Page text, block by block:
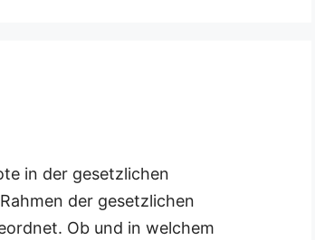
in der gesetzlichen
der gesetzlichen
Ob und in welchem